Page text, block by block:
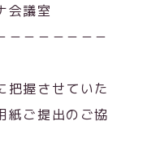
会議室
－－－－－－－
把握させていた
紙ご提出のご協